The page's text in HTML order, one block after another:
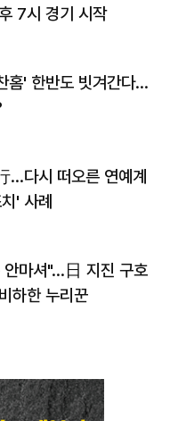
7시 경기 시작
홈' 한반도 빗겨간다…
…다시 떠오른 연예계
' 사례
안마셔"…日 지진 구호
하한 누리꾼